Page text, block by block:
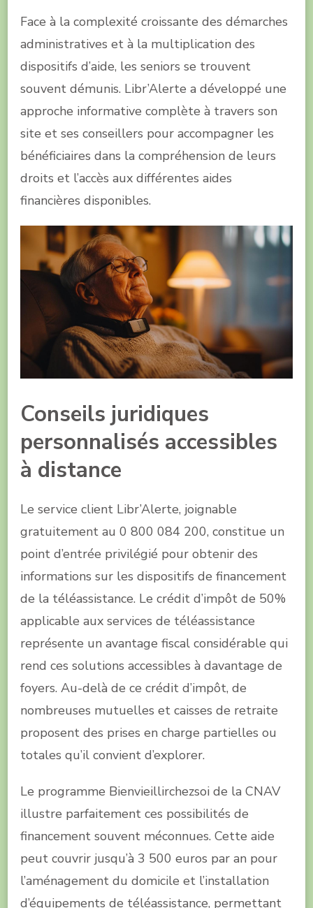
Face à la complexité croissante des démarches
administratives et à la multiplication des
dispositifs d’aide, les seniors se trouvent
souvent démunis. Libr’Alerte a développé une
approche informative complète à travers son
site et ses conseillers pour accompagner les
bénéficiaires dans la compréhension de leurs
droits et l’accès aux différentes aides
financières disponibles.
Conseils juridiques
personnalisés accessibles
à distance
Le service client Libr’Alerte, joignable
gratuitement au 0 800 084 200, constitue un
point d’entrée privilégié pour obtenir des
informations sur les dispositifs de financement
de la téléassistance. Le crédit d’impôt de 50%
applicable aux services de téléassistance
représente un avantage fiscal considérable qui
rend ces solutions accessibles à davantage de
foyers. Au-delà de ce crédit d’impôt, de
nombreuses mutuelles et caisses de retraite
proposent des prises en charge partielles ou
totales qu’il convient d’explorer.
Le programme Bienvieillirchezsoi de la CNAV
illustre parfaitement ces possibilités de
financement souvent méconnues. Cette aide
peut couvrir jusqu’à 3 500 euros par an pour
l’aménagement du domicile et l’installation
d’équipements de téléassistance, permettant